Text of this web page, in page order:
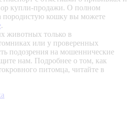
купли-продажи. О полном
породистую кошку вы можете
.
животных только в
или у проверенных
подозрения на мошеннические
нам. Подробнее о том, как
питомца, читайте в